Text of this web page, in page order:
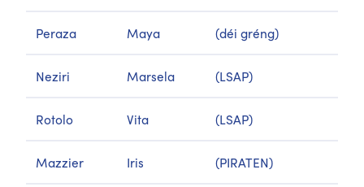
Peraza Maya (déi gréng)
Neziri Marsela (LSAP)
Rotolo Vita (LSAP)
Mazzier Iris (PIRATEN)